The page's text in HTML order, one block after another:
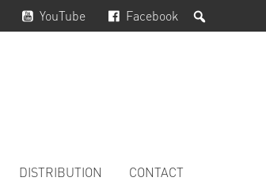
Facebook
YouTube
DISTRIBUTION CONTACT